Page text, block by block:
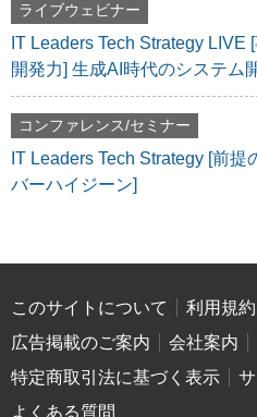
ライブウェビナー
IT Leaders Tech Strategy
開発力] 生成AI時代のシステム
コンファレンス/セミナー
IT Leaders Tech Strategy [前
バーハイジーン]
このサイトについて 利用規約
広告掲載のご案内
会社案内
特定商取引法に基づく表示
よくある質問